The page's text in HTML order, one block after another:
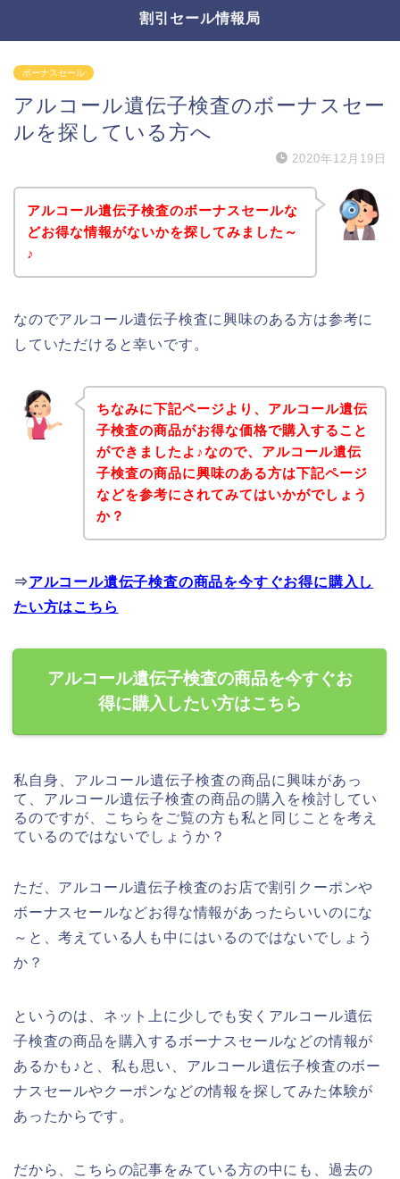
割引セール情報局
ボーナスセール
アルコール遺伝子検査のボーナスセー
ルを探している方へ
2020年12月19日
アルコール遺伝子検査のボーナスセールな
どお得な情報がないかを探してみました～
♪
なのでアルコール遺伝子検査に興味のある方は参考に
していただけると幸いです。
ちなみに下記ページより、アルコール遺伝
子検査の商品がお得な価格で購入すること
ができましたよ♪なので、アルコール遺伝
子検査の商品に興味のある方は下記ページ
などを参考にされてみてはいかがでしょう
か？
⇒アルコール遺伝子検査の商品を今すぐお得に購入し
たい方はこちら
アルコール遺伝子検査の商品を今すぐお
得に購入したい方はこちら
私自身、アルコール遺伝子検査の商品に興味があっ
て、アルコール遺伝子検査の商品の購入を検討してい
るのですが、こちらをご覧の方も私と同じことを考え
ているのではないでしょうか？
ただ、アルコール遺伝子検査のお店で割引クーポンや
ボーナスセールなどお得な情報があったらいいのにな
～と、考えている人も中にはいるのではないでしょう
か？
というのは、ネット上に少しでも安くアルコール遺伝
子検査の商品を購入するボーナスセールなどの情報が
あるかも♪と、私も思い、アルコール遺伝子検査のボー
ナスセールやクーポンなどの情報を探してみた体験が
あったからです。
だから、こちらの記事をみている方の中にも、過去の